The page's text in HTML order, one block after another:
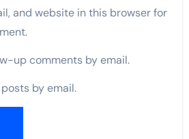
and website in this browser for
up comments by email.
by email.